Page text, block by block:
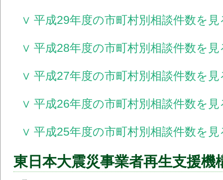
∨ 平成29年度の市町村別相談件数を見
∨ 平成28年度の市町村別相談件数を見
∨ 平成27年度の市町村別相談件数を見
∨ 平成26年度の市町村別相談件数を見
∨ 平成25年度の市町村別相談件数を見
東日本大震災事業者再生支援機